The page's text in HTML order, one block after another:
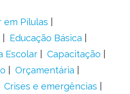
em Pílulas
Educação Básica
Escolar
Capacitação
Orçamentária
Crises e emergências